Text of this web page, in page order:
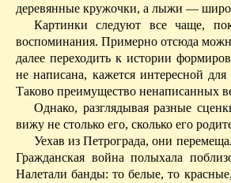
деревянные кружочки, а лыжи —
Картинки следуют все чаще,
воспоминания. Примерно отсюда
далее переходить к истории
не написана, кажется интересной
Таково преимущество ненаписанных
Однако, разглядывая разные
вижу не столько его, сколько его
Уехав из Петрограда, они
Гражданская война полыхала
Налетали банды: то белые, то